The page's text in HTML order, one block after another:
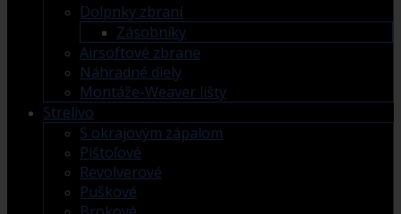
Dolpnky zbraní
Zásobníky
Airsoftové zbrane
Náhradné diely
Montáže-Weaver lišty
Strelivo
S okrajovým zápalom
Pištoľové
Revolverové
Puškové